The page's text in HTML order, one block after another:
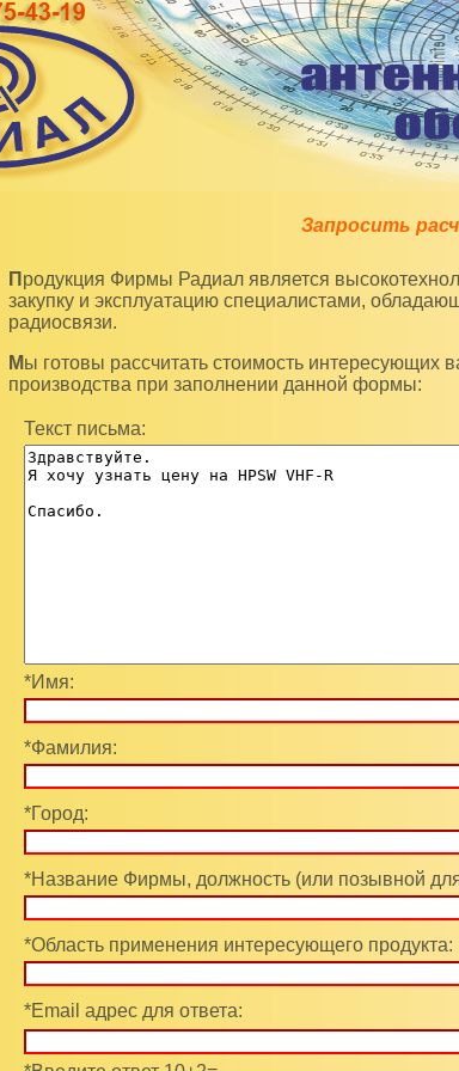
Запросить
Продукция Фирмы Радиал является высокотехнологичным оборудованием и подразумевает
закупку и эксплуатацию специалистами,
радиосвязи.
Мы готовы рассчитать стоимость интересующих вас изделий по последним ценам нашего
производства при заполнении данной формы:
Текст письма:
*Имя:
*Фамилия:
*Город:
*Название Фирмы, должность (или позывной
*Область применения интересующего продукта:
*Email адрес для ответа: